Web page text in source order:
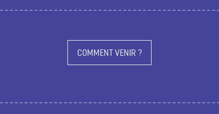
COMMENT VENIR ?